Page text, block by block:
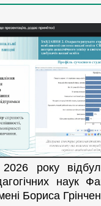
року
наук
Бориса